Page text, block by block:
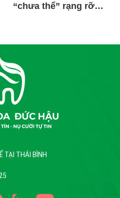
“chưa thể” rạng rỡ…
TẠI THÁI BÌNH